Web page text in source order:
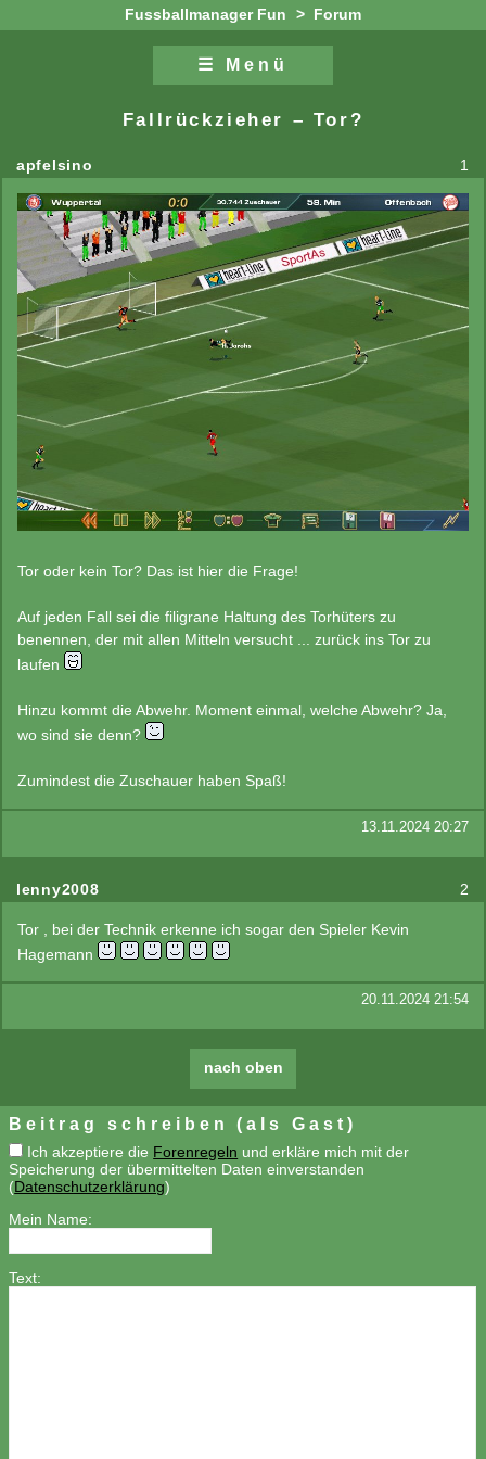
Fussballmanager Fun > Forum
☰ Menü
Fallrückzieher – Tor?
1
apfelsino
Tor oder kein Tor? Das ist hier die Frage!
Auf jeden Fall sei die filigrane Haltung des Torhüters zu
benennen, der mit allen Mitteln versucht ... zurück ins Tor zu
laufen
Hinzu kommt die Abwehr. Moment einmal, welche Abwehr? Ja,
wo sind sie denn?
Zumindest die Zuschauer haben Spaß!
13.11.2024 20:27
2
lenny2008
Tor , bei der Technik erkenne ich sogar den Spieler Kevin
Hagemann
20.11.2024 21:54
nach oben
Beitrag schreiben (als Gast)
Ich akzeptiere die Forenregeln und erkläre mich mit der
Speicherung der übermittelten Daten einverstanden
(Datenschutzerklärung)
Mein Name:
Text: